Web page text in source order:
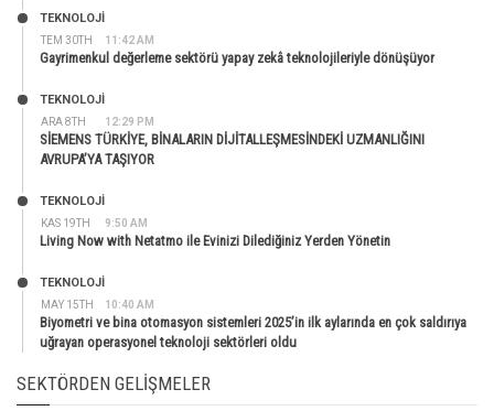
TEM 30TH 11:42 AM
TEKNOLOJİ
Gayrimenkul değerleme sektörü yapay zekâ teknolojileriyle dönüşüyor
ARA 8TH 12:29 PM
TEKNOLOJİ
SİEMENS TÜRKİYE, BİNALARIN DİJİTALLEŞMESİNDEKİ UZMANLIĞINI
AVRUPA’YA TAŞIYOR
KAS 19TH 9:50 AM
TEKNOLOJİ
Living Now with Netatmo ile Evinizi Dilediğiniz Yerden Yönetin
MAY 15TH 10:40 AM
TEKNOLOJİ
Biyometri ve bina otomasyon sistemleri 2025’in ilk aylarında en çok saldırıya
uğrayan operasyonel teknoloji sektörleri oldu
SEKTÖRDEN GELIŞMELER